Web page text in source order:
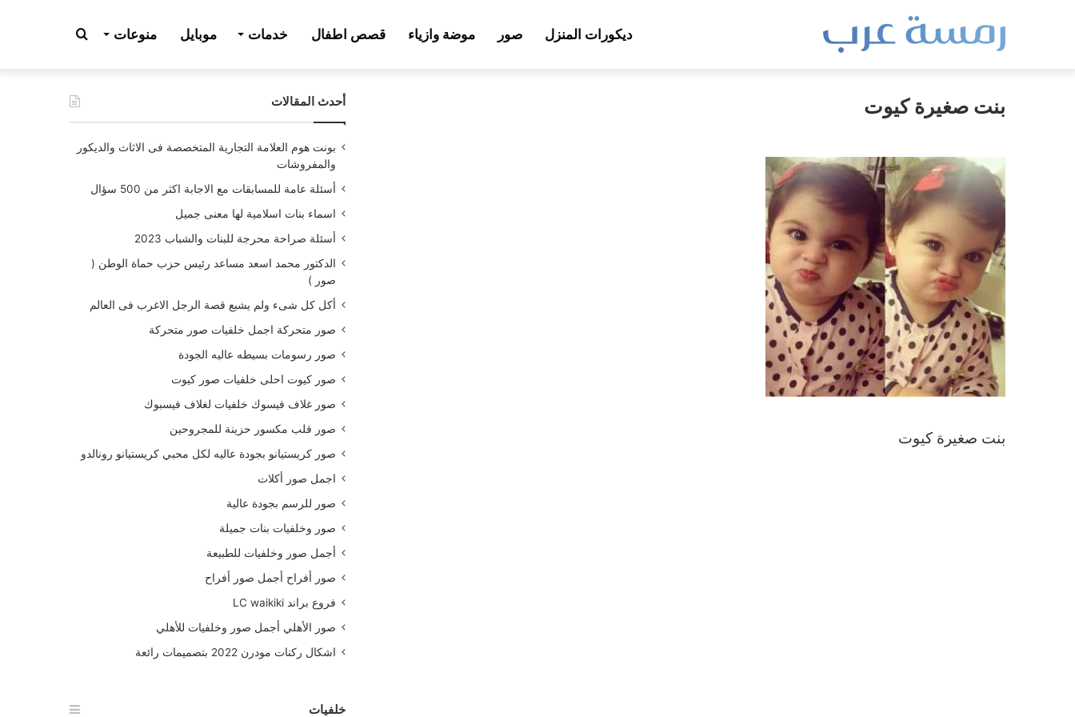
ديكورات المنزل صور موضة وازياء قصص اطفال خدمات موبايل منوعات بحث
عن بنت صغيرة كيوت
بنت صغيرة كيوت
أحدث المقالات
بونت هوم العلامة التجارية المتخصصة فى الاثاث والديكور
والمفروشات
أسئلة عامة للمسابقات مع الاجابة اكثر من 500 سؤال
اسماء بنات اسلامية لها معنى جميل
أسئلة صراحة محرجة للبنات والشباب 2023
الدكتور محمد اسعد مساعد رئيس حزب حماة الوطن (
صور )
أكل كل شىء ولم يشبع قصة الرجل الاغرب فى العالم
صور متحركة اجمل خلفيات صور متحركة
صور رسومات بسيطه عاليه الجودة
صور كيوت احلى خلفيات صور كيوت
صور غلاف فيسوك خلفيات لغلاف فيسبوك
صور قلب مكسور حزينة للمجروحين
صور كريستيانو بجودة عاليه لكل محبي كريستيانو رونالدو
اجمل صور أكلات
صور للرسم بجودة عالية
صور وخلفيات بنات جميلة
أجمل صور وخلفيات للطبيعة
صور أفراح أجمل صور أفراح
فروع براند LC waikiki
صور الأهلي أجمل صور وخلفيات للأهلي
اشكال ركنات مودرن 2022 بتصميمات رائعة
خلفيات